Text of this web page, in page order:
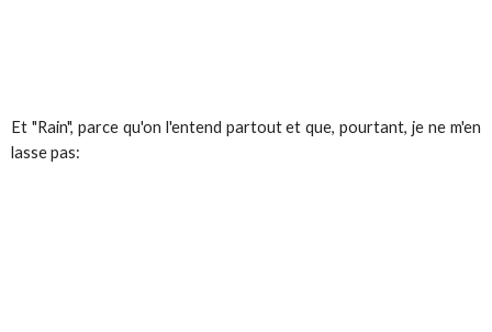
Et "Rain", parce qu'on l'entend partout et que, pourtant, je ne m'en
lasse pas: